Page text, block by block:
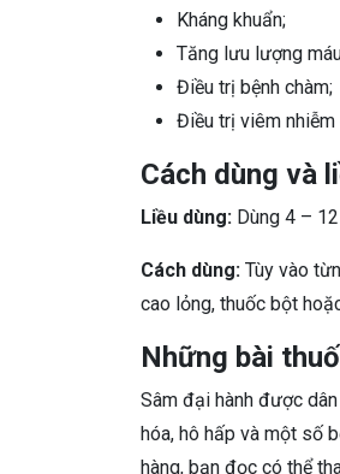
Kháng khuẩn;
Tăng lưu lượng
Điều trị bệnh chàm;
Điều trị viêm nhiễm
Cách dùng và
Liều dùng: Dùng 4 –
Cách dùng: Tùy vào
cao lỏng, thuốc bột
Những bài
Sâm đại hành được
hóa, hô hấp và một số
hàng, bạn đọc có thể